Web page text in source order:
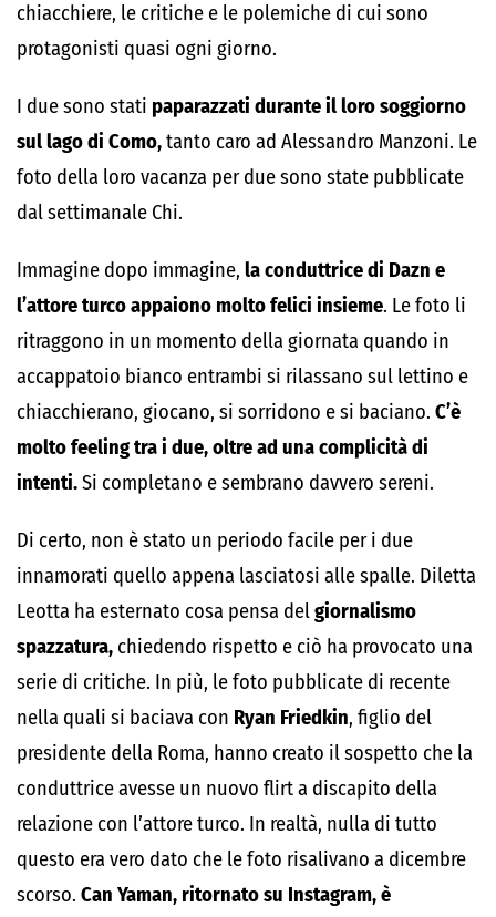
chiacchiere, le critiche e le polemiche di cui sono
protagonisti quasi ogni giorno.
I due sono stati paparazzati durante il loro soggiorno
sul lago di Como,tanto caro ad Alessandro Manzoni. Le
foto della loro vacanza per due sono state pubblicate
dal settimanale Chi.
Immagine dopo immagine, la conduttrice di Dazn e
l’attore turco appaiono molto felici insieme. Le foto li
ritraggono in un momento della giornata quando in
accappatoio bianco entrambi si rilassano sul lettino e
chiacchierano, giocano, si sorridono e si baciano. C’è
molto feeling tra i due, oltre ad una complicità di
intenti.Si completano e sembrano davvero sereni.
Di certo, non è stato un periodo facile per i due
innamorati quello appena lasciatosi alle spalle. Diletta
Leotta ha esternato cosa pensa delgiornalismo
spazzatura, chiedendo rispetto e ciò ha provocato una
serie di critiche. In più, le foto pubblicate di recente
nella quali si baciava con Ryan Friedkin, figlio del
presidente della Roma, hanno creato il sospetto che la
conduttrice avesse un nuovo flirt a discapito della
relazione con l’attore turco. In realtà, nulla di tutto
questo era vero dato che le foto risalivano a dicembre
scorso. Can Yaman, ritornato su Instagram, è